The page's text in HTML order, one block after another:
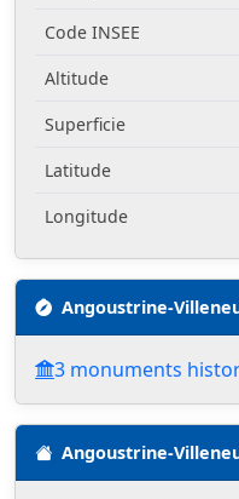
Code INSEE
Altitude
Superficie
Latitude
Longitude
Angoustrine-
3 monuments
Angoustrine-